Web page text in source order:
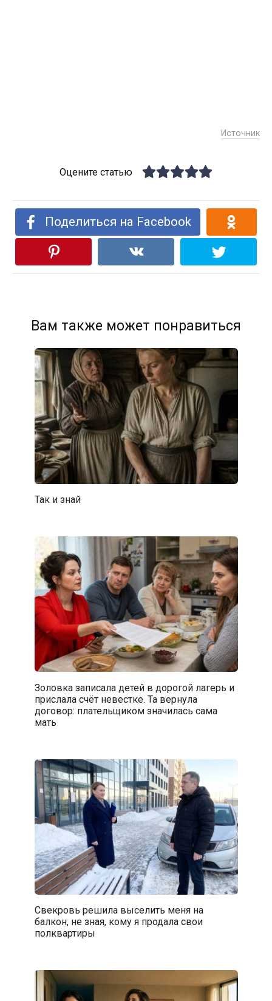
Источник
Оцените статью
Поделиться на Facebook
Вам также может понравиться
Так и знай
Золовка записала детей в дорогой лагерь и
прислала счёт невестке. Та вернула
договор: плательщиком значилась сама
мать
Свекровь решила выселить меня на
балкон, не зная, кому я продала свои
полквартиры